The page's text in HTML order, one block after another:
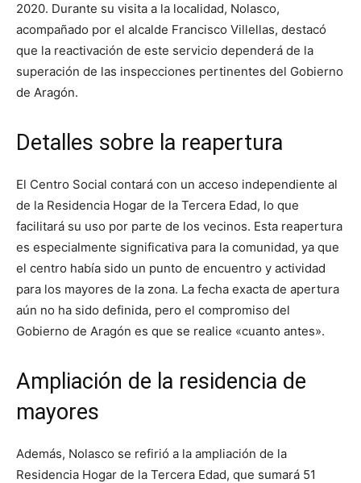
2020. Durante su visita a la localidad, Nolasco,
acompañado por el alcalde Francisco Villellas, destacó
que la reactivación de este servicio dependerá de la
superación de las inspecciones pertinentes del Gobierno
de Aragón.
Detalles sobre la reapertura
El Centro Social contará con un acceso independiente al
de la Residencia Hogar de la Tercera Edad, lo que
facilitará su uso por parte de los vecinos. Esta reapertura
es especialmente significativa para la comunidad, ya que
el centro había sido un punto de encuentro y actividad
para los mayores de la zona. La fecha exacta de apertura
aún no ha sido definida, pero el compromiso del
Gobierno de Aragón es que se realice «cuanto antes».
Ampliación de la residencia de
mayores
Además, Nolasco se refirió a la ampliación de la
Residencia Hogar de la Tercera Edad, que sumará 51